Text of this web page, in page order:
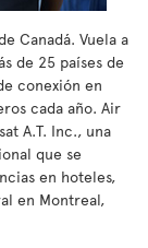
Canadá. Vuela a
de 25 países de
conexión en
cada año. Air
A.T. Inc., una
que se
en hoteles,
en Montreal,